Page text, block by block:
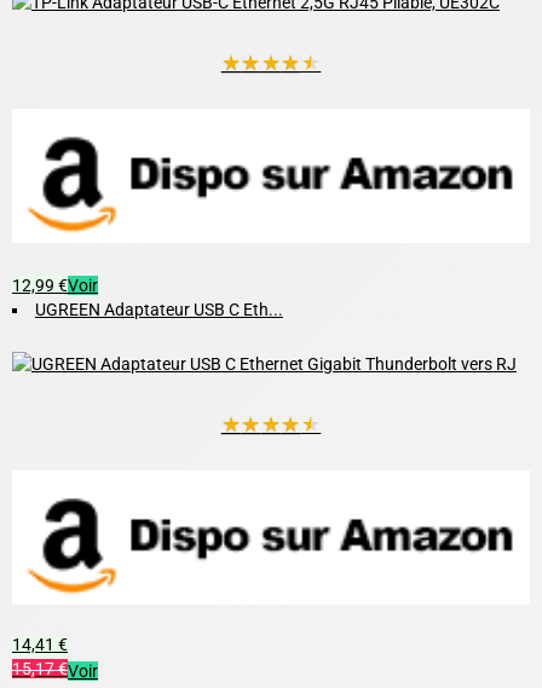
★★★★★
12,99 €Voir
UGREEN Adaptateur USB C Eth...
★★★★★
14,41 €
15,17 €Voir